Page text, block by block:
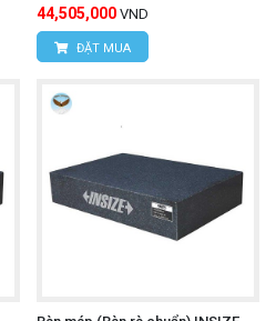
44,505,000 VND
ĐẶT MUA